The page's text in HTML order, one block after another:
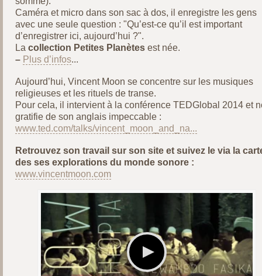
Caméra et micro dans son sac à dos, il enregistre les gens
avec une seule question : "Qu’est-ce qu’il est important
d’enregistrer ici, aujourd’hui ?".
La collection Petites Planètesest née.
– Plus d’infos...
Aujourd’hui, Vincent Moon se concentre sur les musiques
religieuses et les rituels de transe.
Pour cela, il intervient à la conférence TEDGlobal 2014 et
gratifie de son anglais impeccable :
www.ted.com/talks/vincent_moon_and_na...
Retrouvez son travail sur son site et suivez le via la
des ses explorations du monde sonore :
www.vincentmoon.com